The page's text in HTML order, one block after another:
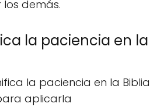
demás.
la paciencia en la
la paciencia en la Biblia
aplicarla